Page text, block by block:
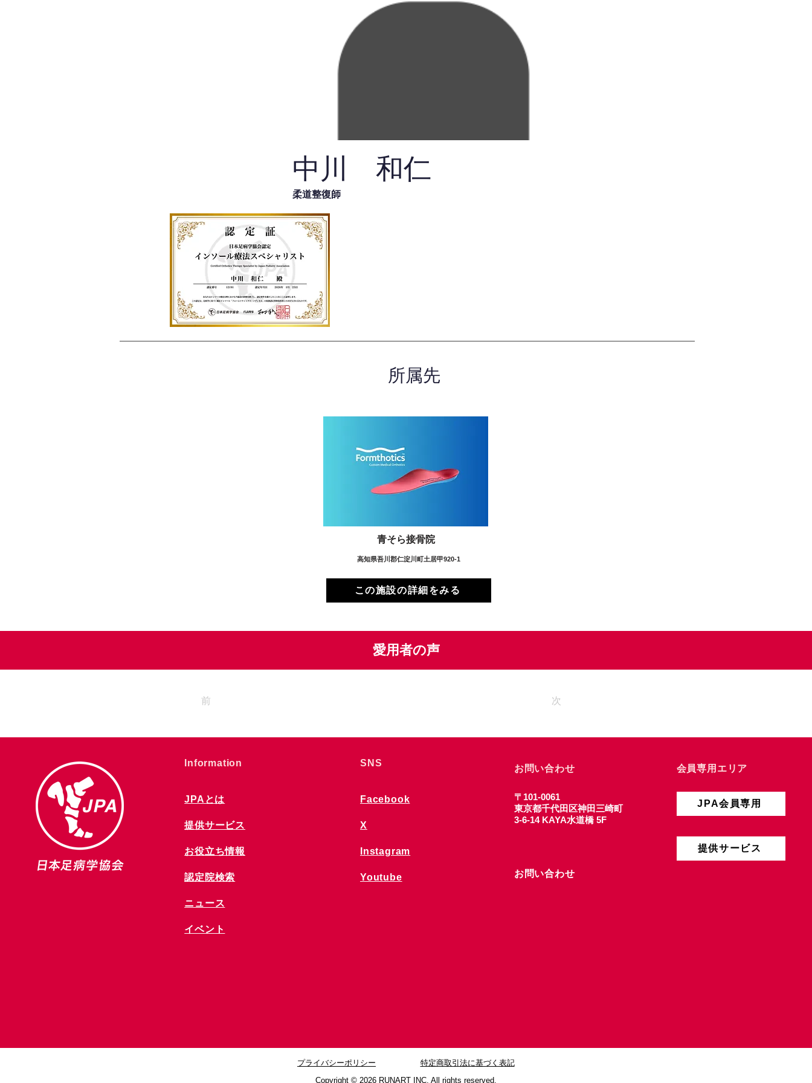
中川 和仁
柔道整復師
所属先
青そら接骨院
高知県吾川郡仁淀川町土居甲920-1
この施設の詳細をみる
愛用者の声
前 次
​Information
JPAとは
提供サービス
お役立ち情報
​認定院検索
ニュース
​イベント
SNS
Facebook
X
Instagram
Youtube
お問い合わせ
〒101-0061
東京都千代田区神田三崎町
3-6-14 KAYA水道橋 5F
お問い合わせ
会員専用エリア
JPA会員専用
提供サービス
プライバシーポリシー
特定商取引法に基づく表記
Copyright © 2026 RUNART INC. All rights reserved.